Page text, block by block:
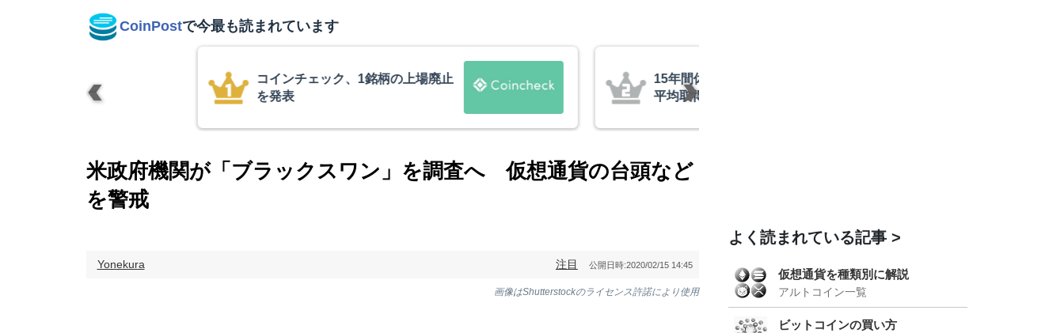
CoinPostで今最も読まれています
15年間休眠のビットコインが移動、
平均取得単価は約10ドル
米クラリティー法案、上院採決が9
月まで延期＝報道
米政府機関が「ブラックスワン」を調査へ 仮想通貨の台頭など
を警戒
Yonekura 注目 公開日時:2020/02/15 14:45
画像はShutterstockのライセンス許諾により使用
よく読まれている記事
仮想通貨を種類別に解説
アルトコイン一覧
ビットコインの買い方